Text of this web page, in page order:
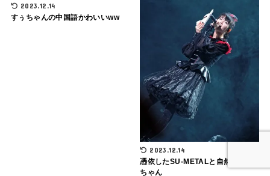
2023.12.14
すぅちゃんの中国語かわいいww
2023.12.14
憑依したSU-METALと自然体すぅ
ちゃん